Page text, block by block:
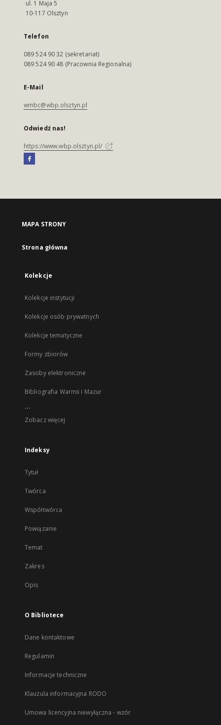
ul. 1 Maja 5
10-117 Olsztyn
Telefon
089 524 90 32 (sekretariat)
089 524 90 48 (Pracownia Regionalna)
E-Mail
wmbc@wbp.olsztyn.pl
Odwiedź nas!
https://www.wbp.olsztyn.pl/
MAPA STRONY
Strona główna
Kolekcje
Kolekcje instytucji
Kolekcje osób prywatnych
Kolekcje tematyczne
Formy zbiorów
Zasoby elektroniczne
Bibliografia Warmii i Mazur
...
Zobacz więcej
Indeksy
Tytuł
Twórca
Współtwórca
Powiązanie
Temat
Zakres
Opis
O Bibliotece
Dane kontaktowe
Regulamin
Informacje techniczne
Klauzula informacyjna RODO
Umowa licencyjna niewyłączna - wzór